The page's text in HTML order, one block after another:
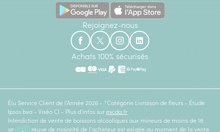
Rejoignez-nous
Achats 100% sécurisés
Élu Service Client de l'Année 2026 - *Catégorie Livraison de fleurs - Étude
Ipsos bva - Viséo CI - Plus d'infos sur escda.fr
Interdiction de vente de boissons alcooliques aux mineurs de moins de 18
ans. La preuve de majorité de l'acheteur est exigée au moment de la vente